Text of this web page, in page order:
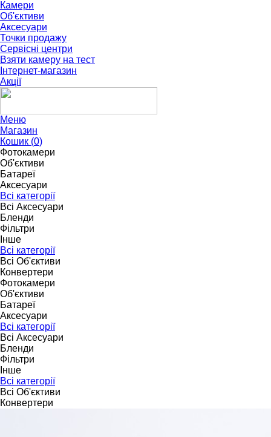
Камери
Об'єктиви
Аксесуари
Точки продажу
Сервісні центри
Взяти камеру на тест
Інтернет-магазин
Акції
Меню
Магазин
Кошик (0)
Фотокамери
Об'єктиви
Батареї
Аксесуари
Всі категорії
Всі Аксесуари
Бленди
Фільтри
Інше
Всі категорії
Всі Об'єктиви
Конвертери
Фотокамери
Об'єктиви
Батареї
Аксесуари
Всі категорії
Всі Аксесуари
Бленди
Фільтри
Інше
Всі категорії
Всі Об'єктиви
Конвертери